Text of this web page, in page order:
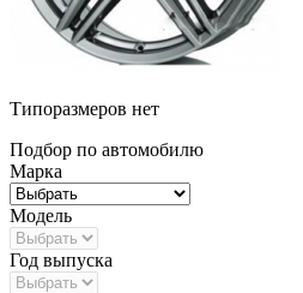
Типоразмеров нет
Подбор по автомобилю
Марка
Модель
Год выпуска